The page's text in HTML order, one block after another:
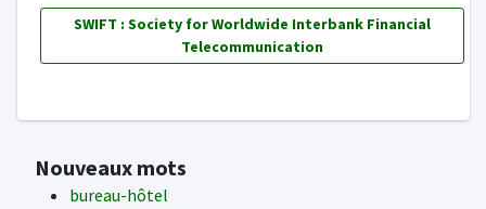
SWIFT : Society for Worldwide Interbank Financial
Telecommunication
Nouveaux mots
bureau-hôtel